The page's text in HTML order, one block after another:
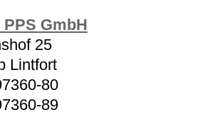
GmbH
25
Lintfort
80
89